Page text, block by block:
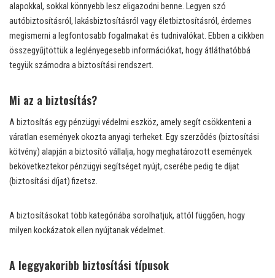
alapokkal, sokkal könnyebb lesz eligazodni benne. Legyen szó
autóbiztosításról, lakásbiztosításról vagy életbiztosításról, érdemes
megismerni a legfontosabb fogalmakat és tudnivalókat. Ebben a cikkben
összegyűjtöttük a leglényegesebb információkat, hogy átláthatóbbá
tegyük számodra a biztosítási rendszert.
Mi az a biztosítás?
A biztosítás egy pénzügyi védelmi eszköz, amely segít csökkenteni a
váratlan események okozta anyagi terheket. Egy szerződés (biztosítási
kötvény) alapján a biztosító vállalja, hogy meghatározott események
bekövetkeztekor pénzügyi segítséget nyújt, cserébe pedig te díjat
(biztosítási díjat) fizetsz.
A biztosításokat több kategóriába sorolhatjuk, attól függően, hogy
milyen kockázatok ellen nyújtanak védelmet.
A leggyakoribb biztosítási típusok